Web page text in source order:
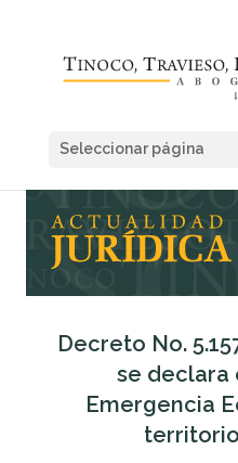
Seleccionar página
Decreto No.
se declara
Emergencia